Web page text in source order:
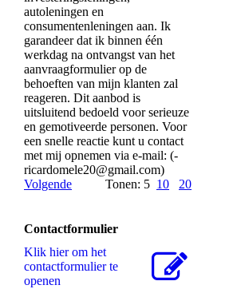
autoleningen en
consumentenleningen aan. Ik
garandeer dat ik binnen één
werkdag na ontvangst van het
aanvraagformulier op de
behoeften van mijn klanten zal
reageren. Dit aanbod is
uitsluitend bedoeld voor serieuze
en gemotiveerde personen. Voor
een snelle reactie kunt u contact
met mij opnemen via e-mail: (­
ricardomele20@­gmail.­com)­
Volgende
Tonen: 5 10 20
Contactformulier
Klik hier om het
contactformulier te
openen